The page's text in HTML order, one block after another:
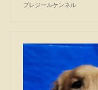
プレジールケンネル